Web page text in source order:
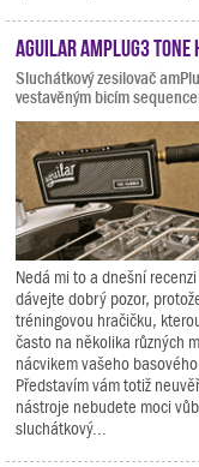
Aguilar amPlug3 Tone
Sluchátkový zesilovač
vestavěným bicím
Nedá mi to a dnešní
dávejte dobrý pozor,
tréningovou hračičku,
často na několika různých
nácvikem vašeho basového
Představím vám totiž
nástroje nebudete moci
sluchátkový...